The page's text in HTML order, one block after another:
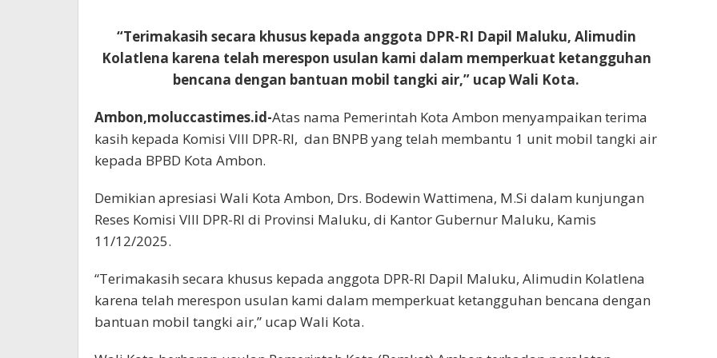
“Terimakasih secara khusus kepada anggota DPR-RI Dapil Maluku, Alimudin
Kolatlena karena telah merespon usulan kami dalam memperkuat ketangguhan
bencana dengan bantuan mobil tangki air,” ucap Wali Kota.
Ambon,moluccastimes.id-Atas nama Pemerintah Kota Ambon menyampaikan terima
kasih kepada Komisi VIII DPR-RI, dan BNPB yang telah membantu 1 unit mobil tangki air
kepada BPBD Kota Ambon.
Demikian apresiasi Wali Kota Ambon, Drs. Bodewin Wattimena, M.Si dalam kunjungan
Reses Komisi VIII DPR-RI di Provinsi Maluku, di Kantor Gubernur Maluku, Kamis
11/12/2025.
“Terimakasih secara khusus kepada anggota DPR-RI Dapil Maluku, Alimudin Kolatlena
karena telah merespon usulan kami dalam memperkuat ketangguhan bencana dengan
bantuan mobil tangki air,” ucap Wali Kota.